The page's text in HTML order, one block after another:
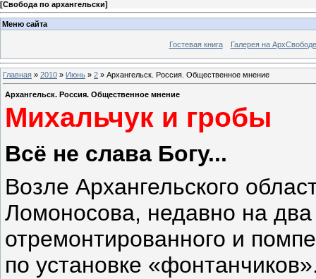
[Свобода по архангельски]
Меню сайта
Гостевая книга Галерея на АрхСвободе
Главная » 2010 » Июнь » 2 » Архангельск. Россия. Общественное мнение
Архангельск. Россия. Общественное мнение
Михальчук и гробы
Всё не слава Богу...
Возле Архангельского
Ломоносова, недавно на
отремонтированного и
по установке